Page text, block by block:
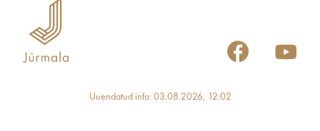
Uuendatud info: 03.08.2026, 12:02